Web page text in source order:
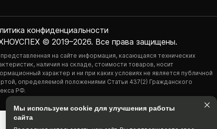
© 2019–2026. Все права защищены.
конфиденциаль­ности
на сайте информация, касающаяся технических
наличия на складе, стоимости товаров, носит
характер и ни при каких условиях не является публичной
определяемой положениями Статьи 437(2) Гражданского
РФ.
Мы используем cookie для улучшения работы
сайта